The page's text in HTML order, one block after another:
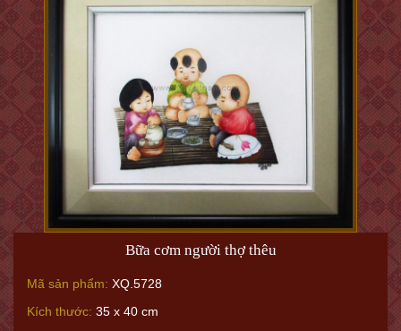
Bữa cơm người thợ thêu
Mã sản phẩm: XQ.5728
Kích thước: 35 x 40 cm